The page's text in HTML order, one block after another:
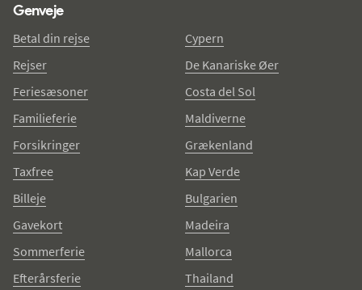
Genveje
Betal din rejse
Rejser
Feriesæsoner
Familieferie
Forsikringer
Taxfree
Billeje
Gavekort
Sommerferie
Efterårsferie
Cypern
De Kanariske Øer
Costa del Sol
Maldiverne
Grækenland
Kap Verde
Bulgarien
Madeira
Mallorca
Thailand